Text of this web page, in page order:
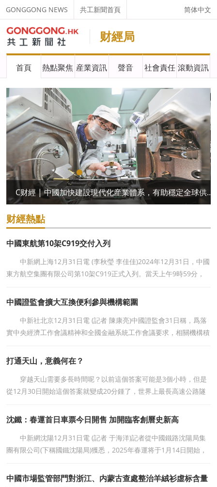
GONGGONG NEWS 共工新聞首頁 简体中文
财經局
首頁 熱點聚焦 産業資訊 聲音 社會責任 滾動資訊
C财經 | 中國加快建設現代化産業體系，有助穩定全球供應鏈
财經熱點
中國東航第10架C919交付入列
中新網上海12月31日電 (李秋瑩 李佳佳)2024年12月31日，中國
東方航空集團有限公司第10架C919正式入列。當天上午9時59分，
分抵達上海虹橋國際機場，入
中國證監會擴大互換便利參與機構範圍
中新社北京12月31日電 (記者 陳康亮)中國證監會31日稱，爲落
實中央經濟工作會議精神和全國金融系統工作會議要求，相關機構積
價、合規風控等條件增選了
打通天山，意義何在？
穿越天山需要多長時間呢？以前這個答案可能是3個小時，但是
從12月30日開始這個答案就變成20分鍾了，世界上最長高速公路隧
有一位常年往返于天山南北
沈鐵：春運首日車票今日開售 加開臨客創曆史新高
中新網沈陽12月31日電 (記者 于海洋)記者從中國鐵路沈陽局集
團有限公司(下稱國鐵沈陽局)獲悉，2025年春運将于1月14日開始，
天火車票。春運期間，國鐵
中國市場監管部門對浙江、内蒙古查處整治羊絨衫虛标含量